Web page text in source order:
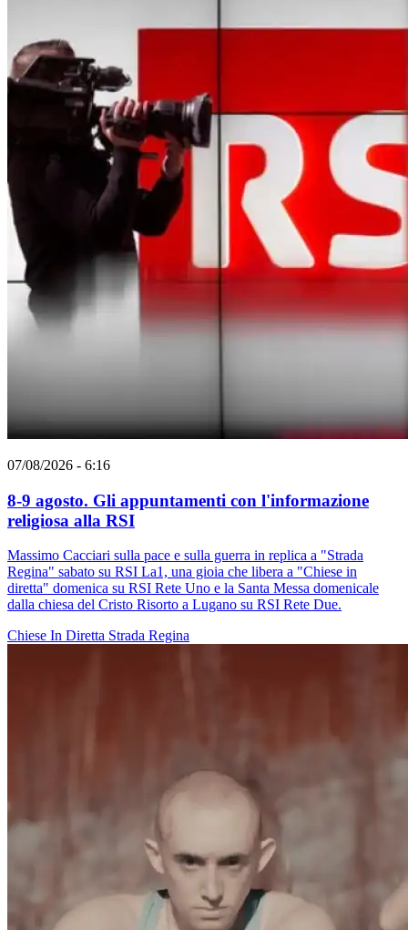
07/08/2026 - 6:16
8-9 agosto. Gli appuntamenti con l'informazione
religiosa alla RSI
Massimo Cacciari sulla pace e sulla guerra in replica a "Strada
Regina" sabato su RSI La1, una gioia che libera a "Chiese in
diretta" domenica su RSI Rete Uno e la Santa Messa domenicale
dalla chiesa del Cristo Risorto a Lugano su RSI Rete Due.
Chiese In Diretta Strada Regina